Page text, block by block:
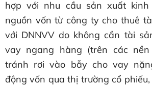
hợp với nhu cầu sản xuất
nguồn vốn từ công ty cho thuê
với DNNVV do không cần tài
vay ngang hàng (trên các
tránh rơi vào bẫy cho vay
động vốn qua thị trường cổ